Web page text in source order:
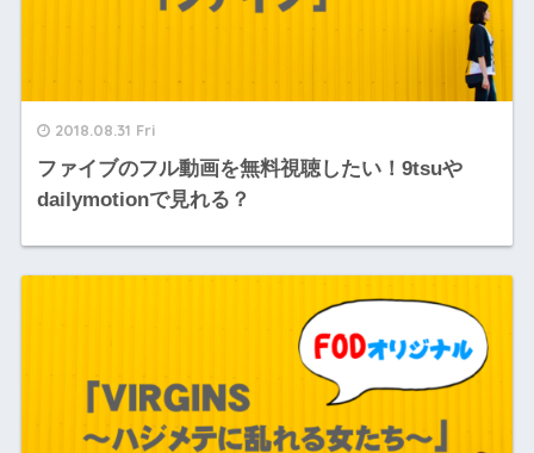
2018.08.31 Fri
ファイブのフル動画を無料視聴したい！9tsuや
dailymotionで見れる？